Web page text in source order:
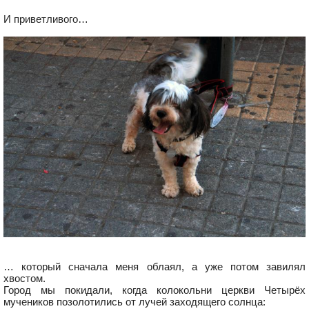
И приветливого…
… который сначала меня облаял, а уже потом завилял
хвостом.
Город мы покидали, когда колокольни церкви Четырёх
мучеников позолотились от лучей заходящего солнца: